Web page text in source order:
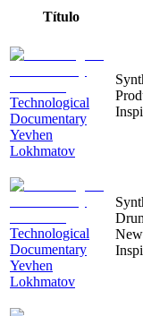
Título
Technological
Documentary
Yevhen
Lokhmatov
Technological
Documentary
Yevhen
Lokhmatov